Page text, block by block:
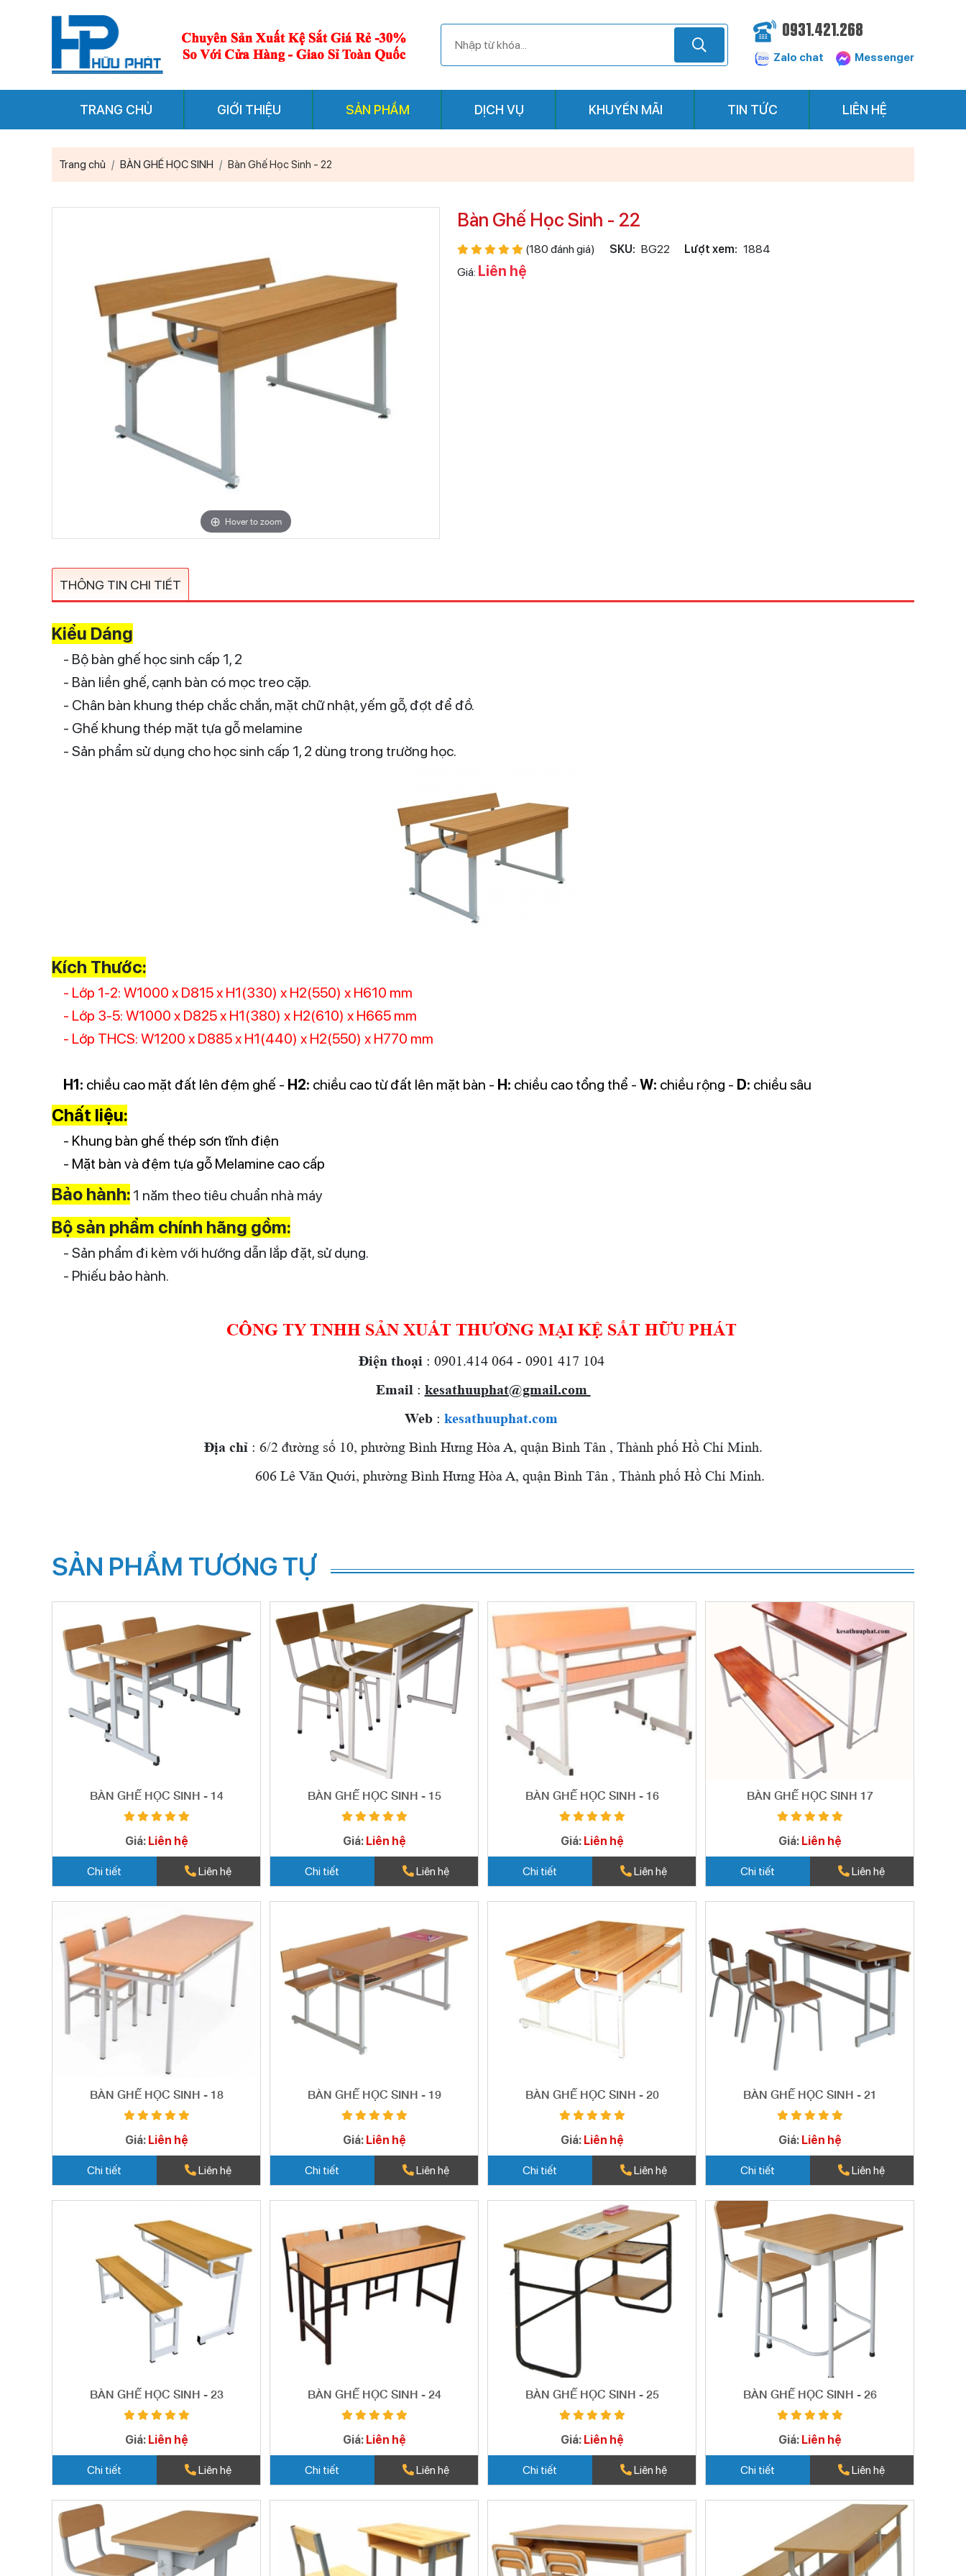
0931.421.268
Zalo chat Messenger
TRANG CHỦ GIỚI THIỆU SẢN PHẨM DỊCH VỤ KHUYẾN MÃI TIN TỨC LIÊN HỆ
Trang chủ BÀN GHẾ HỌC SINH Bàn Ghế Học Sinh - 22
Hover to zoom
Bàn Ghế Học Sinh - 22
(180 đánh giá) SKU: BG22 Lượt xem: 1884
Giá: Liên hệ
THÔNG TIN CHI TIẾT
Kiểu Dáng
- Bộ bàn ghế học sinh cấp 1, 2
- Bàn liền ghế, cạnh bàn có mọc treo cặp.
- Chân bàn khung thép chắc chắn, mặt chữ nhật, yếm gỗ, đợt để đồ.
- Ghế khung thép mặt tựa gỗ melamine
- Sản phẩm sử dụng cho học sinh cấp 1, 2 dùng trong trường học.
Kích Thước:
- Lớp 1-2: W1000 x D815 x H1(330) x H2(550) x H610 mm
- Lớp 3-5: W1000 x D825 x H1(380) x H2(610) x H665 mm
- Lớp THCS: W1200 x D885 x H1(440) x H2(550) x H770 mm
H1: chiều cao mặt đất lên đệm ghế - H2: chiều cao từ đất lên mặt bàn - H: chiều cao tổng thể - W: chiều rộng - D: chiều sâu
Chất liệu:
- Khung bàn ghế thép sơn tĩnh điện
- Mặt bàn và đệm tựa gỗ Melamine cao cấp
Bảo hành: 1 năm theo tiêu chuẩn nhà máy
Bộ sản phẩm chính hãng gồm:
- Sản phẩm đi kèm với hướng dẫn lắp đặt, sử dụng.
- Phiếu bảo hành.
CÔNG TY TNHH SẢN XUẤT THƯƠNG MẠI KỆ SẮT HỮU PHÁT
Điện thoại : 0901.414 064 - 0901 417 104
Email : kesathuuphat@gmail.com
Web : kesathuuphat.com
Địa chỉ : 6/2 đường số 10, phường Bình Hưng Hòa A, quận Bình Tân , Thành phố Hồ Chí Minh.
606 Lê Văn Quới, phường Bình Hưng Hòa A, quận Bình Tân , Thành phố Hồ Chí Minh.
SẢN PHẨM TƯƠNG TỰ
BÀN GHẾ HỌC SINH - 14
Giá: Liên hệ
Chi tiết Liên hệ
BÀN GHẾ HỌC SINH - 15
Giá: Liên hệ
Chi tiết Liên hệ
BÀN GHẾ HỌC SINH - 16
Giá: Liên hệ
Chi tiết Liên hệ
BÀN GHẾ HỌC SINH 17
Giá: Liên hệ
Chi tiết Liên hệ
BÀN GHẾ HỌC SINH - 18
Giá: Liên hệ
Chi tiết Liên hệ
BÀN GHẾ HỌC SINH - 19
Giá: Liên hệ
Chi tiết Liên hệ
BÀN GHẾ HỌC SINH - 20
Giá: Liên hệ
Chi tiết Liên hệ
BÀN GHẾ HỌC SINH - 21
Giá: Liên hệ
Chi tiết Liên hệ
BÀN GHẾ HỌC SINH - 23
Giá: Liên hệ
Chi tiết Liên hệ
BÀN GHẾ HỌC SINH - 24
Giá: Liên hệ
Chi tiết Liên hệ
BÀN GHẾ HỌC SINH - 25
Giá: Liên hệ
Chi tiết Liên hệ
BÀN GHẾ HỌC SINH - 26
Giá: Liên hệ
Chi tiết Liên hệ